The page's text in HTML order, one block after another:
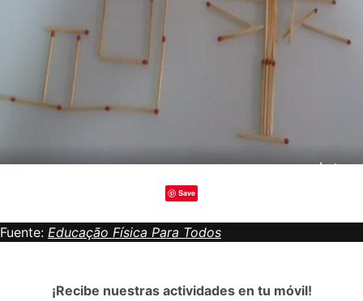
Save
Fuente: Educação Física Para Todos
¡Recibe nuestras actividades en tu móvil!